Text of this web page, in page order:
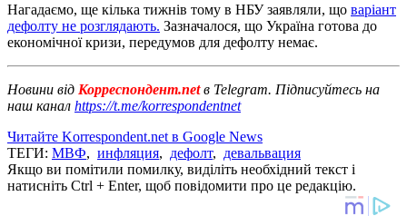
Нагадаємо, ще кілька тижнів тому в НБУ заявляли, що варіант
дефолту не розглядають. Зазначалося, що Україна готова до
економічної кризи, передумов для дефолту немає.
Новини від Корреспондент.netв Telegram. Підписуйтесь на
наш канал https://t.me/korrespondentnet
Читайте Korrespondent.net в Google News
ТЕГИ: МВФ, инфляция, дефолт, девальвация
Якщо ви помітили помилку, виділіть необхідний текст і
натисніть Ctrl + Enter, щоб повідомити про це редакцію.